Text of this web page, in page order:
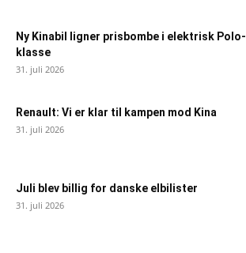
Ny Kinabil ligner prisbombe i elektrisk Polo-
klasse
31. juli 2026
Renault: Vi er klar til kampen mod Kina
31. juli 2026
Juli blev billig for danske elbilister
31. juli 2026